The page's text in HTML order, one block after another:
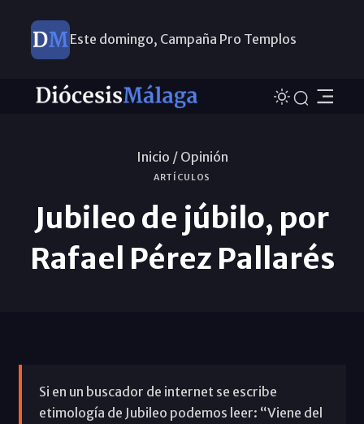
Este domingo, Campaña Pro Templos
Inicio / Opinión
ARTÍCULOS
Jubileo de júbilo, por
Rafael Pérez Pallarés
Si en un buscador de internet se escribe
etimología de Jubileo podemos leer: “Viene del